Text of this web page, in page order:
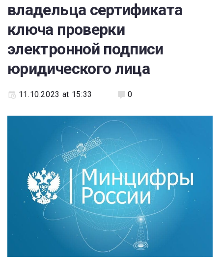
владельца сертификата
ключа проверки
электронной подписи
юридического лица
11.10.2023 at 15:33 0